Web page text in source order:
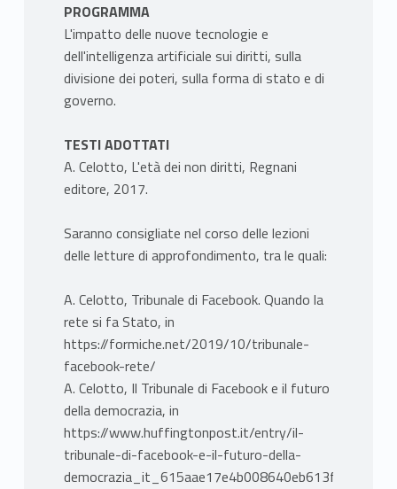
PROGRAMMA
L'impatto delle nuove tecnologie e
dell'intelligenza artificiale sui diritti, sulla
divisione dei poteri, sulla forma di stato e di
governo.
TESTI ADOTTATI
A. Celotto, L'età dei non diritti, Regnani
editore, 2017.
Saranno consigliate nel corso delle lezioni
delle letture di approfondimento, tra le quali:
A. Celotto, Tribunale di Facebook. Quando la
rete si fa Stato, in
https://formiche.net/2019/10/tribunale-
facebook-rete/
A. Celotto, Il Tribunale di Facebook e il futuro
della democrazia, in
https://www.huffingtonpost.it/entry/il-
tribunale-di-facebook-e-il-futuro-della-
democrazia_it_615aae17e4b008640eb613fc/